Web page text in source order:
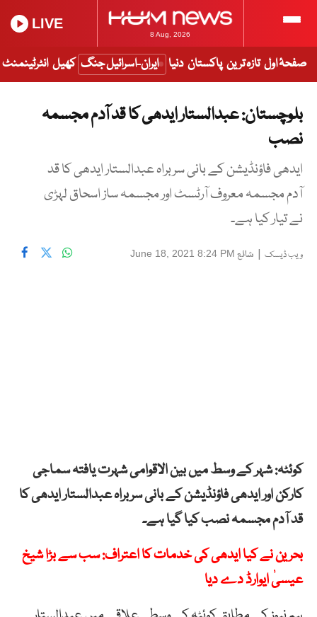
8 Aug, 2026
LIVE
صفحۂ اول تازہ ترین پاکستان دنیا ایران-اسرائیل جنگ کھیل انٹرٹینمنٹ
بلوچستان: عبدالستار ایدھی کا قد آدم مجسمہ
نصب
ایدھی فاؤنڈیشن کے بانی سربراہ عبدالستار ایدھی کا قد
آدم مجسمہ معروف آرٹسٹ اور مجسمہ ساز اسحاق لہڑی
نے تیار کیا ہے۔
ویب ڈیسک | شائع June 18, 2021 8:24 PM
کوئٹہ: شہر کے وسط میں بین الاقوامی شہرت یافتہ سماجی
کارکن اور ایدھی فاؤنڈیشن کے بانی سربراہ عبدالستار ایدھی کا
قد آدم مجسمہ نصب کیا گیا ہے۔
بحرین نے کیا ایدھی کی خدمات کا اعتراف: سب سے بڑا شیخ
عیسیٰ ایوارڈ دے دیا